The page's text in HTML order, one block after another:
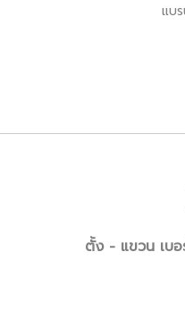
แบ
ตั้ง - แขวน เบ